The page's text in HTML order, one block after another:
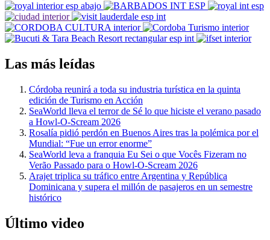
Las más leídas
Córdoba reunirá a toda su industria turística en la quinta
edición de Turismo en Acción
SeaWorld lleva el terror de Sé lo que hiciste el verano pasado
a Howl-O-Scream 2026
Rosalía pidió perdón en Buenos Aires tras la polémica por el
Mundial: “Fue un error enorme”
SeaWorld leva a franquia Eu Sei o que Vocês Fizeram no
Verão Passado para o Howl-O-Scream 2026
Arajet triplica su tráfico entre Argentina y República
Dominicana y supera el millón de pasajeros en un semestre
histórico
Último video